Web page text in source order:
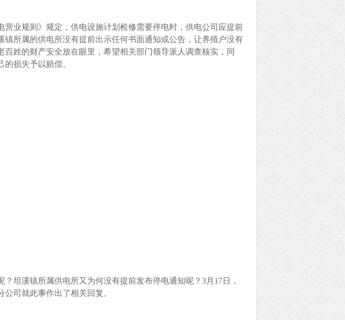
营业规则》规定，供电设施计划检修需要停电时，供电公司应提前
镇所属的供电所没有提前出示任何书面通知或公告，让养殖户没有
百姓的财产安全放在眼里，希望相关部门领导派人调查核实，同
损失予以赔偿。
坦溪镇所属供电所又为何没有提前发布停电通知呢？3月17日，
司就此事作出了相关回复。